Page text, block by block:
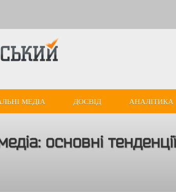
МЕДІА ДОСВІД АНАЛІТИКА
основні